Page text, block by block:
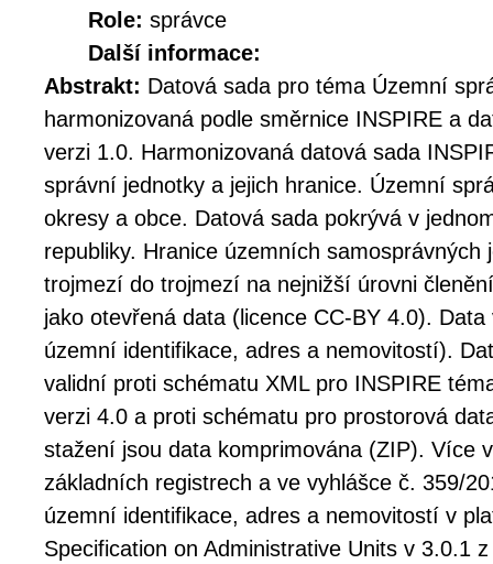
Role: správce
Další informace:
Abstrakt: Datová sada pro téma Územní
harmonizovaná podle směrnice INSPIRE a
verzi 1.0. Harmonizovaná datová sada
správní jednotky a jejich hranice. Územní
okresy a obce. Datová sada pokrývá v
republiky. Hranice územních samosprávných
trojmezí do trojmezí na nejnižší úrovni
jako otevřená data (licence CC-BY 4.0).
územní identifikace, adres a nemovitostí).
validní proti schématu XML pro INSPIRE
verzi 4.0 a proti schématu pro prostorová
stažení jsou data komprimována (ZIP). Více
základních registrech a ve vyhlášce č. 359/
územní identifikace, adres a nemovitostí v
Specification on Administrative Units v 3.0.1